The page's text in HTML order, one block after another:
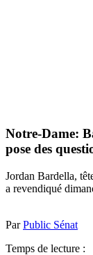
Notre-Dame:
pose des
Jordan Bardella,
a revendiqué
ParPublic Sénat
Temps de lecture :